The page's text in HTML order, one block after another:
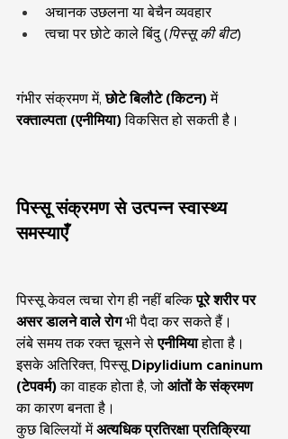
अचानक उछलना या बेचैन व्यवहार
त्वचा पर छोटे काले बिंदु (पिस्सू की बीट)
गंभीर संक्रमण में, छोटे बिलौटे (किटन) में
रक्ताल्पता (एनीमिया) विकसित हो सकती है।
पिस्सू संक्रमण से उत्पन्न स्वास्थ्य
समस्याएँ
पिस्सू केवल त्वचा रोग ही नहीं बल्कि पूरे शरीर पर
असर डालने वाले रोग भी पैदा कर सकते हैं।
लंबे समय तक रक्त चूसने से एनीमिया होता है।
इसके अतिरिक्त, पिस्सू Dipylidium caninum
(टेपवर्म) का वाहक होता है, जो आंतों के संक्रमण
का कारण बनता है।
कुछ बिल्लियों में अत्यधिक प्रतिरक्षा प्रतिक्रिया